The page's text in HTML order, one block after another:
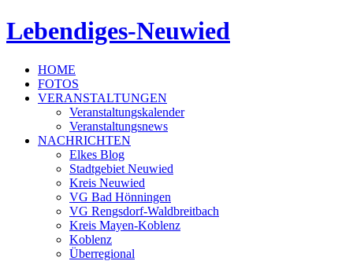
Lebendiges-Neuwied
HOME
FOTOS
VERANSTALTUNGEN
Veranstaltungskalender
Veranstaltungsnews
NACHRICHTEN
Elkes Blog
Stadtgebiet Neuwied
Kreis Neuwied
VG Bad Hönningen
VG Rengsdorf-Waldbreitbach
Kreis Mayen-Koblenz
Koblenz
Überregional